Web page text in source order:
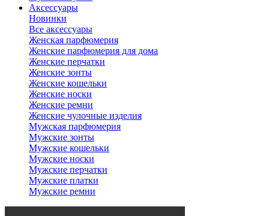
Аксессуары
Новинки
Все аксессуары
Женская парфюмерия
Женские парфюмерия для дома
Женские перчатки
Женские зонты
Женские кошельки
Женские носки
Женские ремни
Женские чулочные изделия
Мужская парфюмерия
Мужские зонты
Мужские кошельки
Мужские носки
Мужские перчатки
Мужские платки
Мужские ремни